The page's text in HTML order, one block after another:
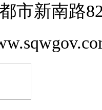
市新南路